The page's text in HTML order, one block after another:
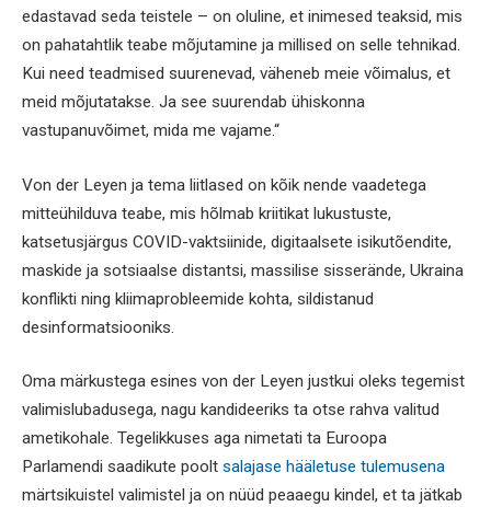
edastavad seda teistele – on oluline, et inimesed teaksid, mis
on pahatahtlik teabe mõjutamine ja millised on selle tehnikad.
Kui need teadmised suurenevad, väheneb meie võimalus, et
meid mõjutatakse. Ja see suurendab ühiskonna
vastupanuvõimet, mida me vajame.“
Von der Leyen ja tema liitlased on kõik nende vaadetega
mitteühilduva teabe, mis hõlmab kriitikat lukustuste,
katsetusjärgus COVID-vaktsiinide, digitaalsete isikutõendite,
maskide ja sotsiaalse distantsi, massilise sisserände, Ukraina
konflikti ning kliimaprobleemide kohta, sildistanud
desinformatsiooniks.
Oma märkustega esines von der Leyen justkui oleks tegemist
valimislubadusega, nagu kandideeriks ta otse rahva valitud
ametikohale. Tegelikkuses aga nimetati ta Euroopa
Parlamendi saadikute poolt salajase hääletuse tulemusena
märtsikuistel valimistel ja on nüüd peaaegu kindel, et ta jätkab